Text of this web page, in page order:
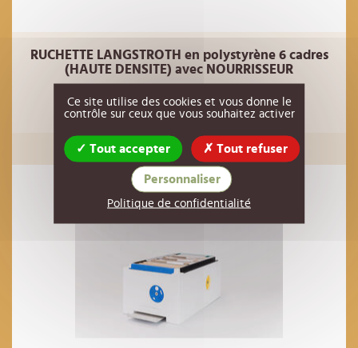
RUCHETTE LANGSTROTH en polystyrène 6 cadres
(HAUTE DENSITE) avec NOURRISSEUR
Réf : 20PG89
63,79 € HT
Ce site utilise des cookies et vous donne le
contrôle sur ceux que vous souhaitez activer
Tout accepter Tout refuser
Personnaliser
Politique de confidentialité